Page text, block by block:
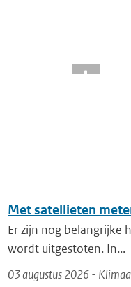
Met satellieten
Er zijn nog belangrijke
wordt uitgestoten. In...
03 augustus 2026 -